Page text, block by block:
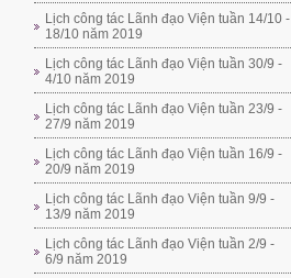
Lịch công tác Lãnh đạo Viện tuần 14/10 -
18/10 năm 2019
Lịch công tác Lãnh đạo Viện tuần 30/9 -
4/10 năm 2019
Lịch công tác Lãnh đạo Viện tuần 23/9 -
27/9 năm 2019
Lịch công tác Lãnh đạo Viện tuần 16/9 -
20/9 năm 2019
Lịch công tác Lãnh đạo Viện tuần 9/9 -
13/9 năm 2019
Lịch công tác Lãnh đạo Viện tuần 2/9 -
6/9 năm 2019